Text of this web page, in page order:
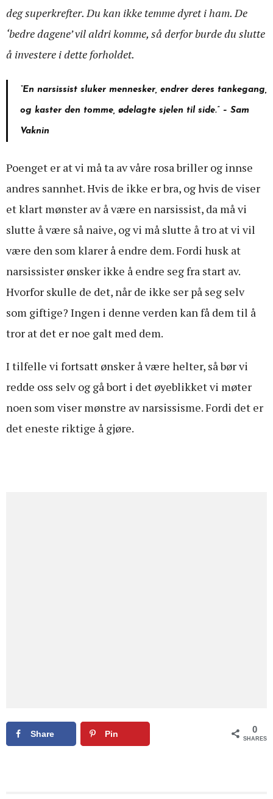
deg superkrefter. Du kan ikke temme dyret i ham. De
‘bedre dagene’ vil aldri komme, så derfor burde du slutte
å investere i dette forholdet.
“En narsissist sluker mennesker, endrer deres tankegang,
og kaster den tomme, ødelagte sjelen til side.” – Sam
Vaknin
Poenget er at vi må ta av våre rosa briller og innse
andres sannhet. Hvis de ikke er bra, og hvis de viser
et klart mønster av å være en narsissist, da må vi
slutte å være så naive, og vi må slutte å tro at vi vil
være den som klarer å endre dem. Fordi husk at
narsissister ønsker ikke å endre seg fra start av.
Hvorfor skulle de det, når de ikke ser på seg selv
som giftige? Ingen i denne verden kan få dem til å
tror at det er noe galt med dem.
I tilfelle vi fortsatt ønsker å være helter, så bør vi
redde oss selv og gå bort i det øyeblikket vi møter
noen som viser mønstre av narsissisme. Fordi det er
det eneste riktige å gjøre.
Share Pin 0
SHARES